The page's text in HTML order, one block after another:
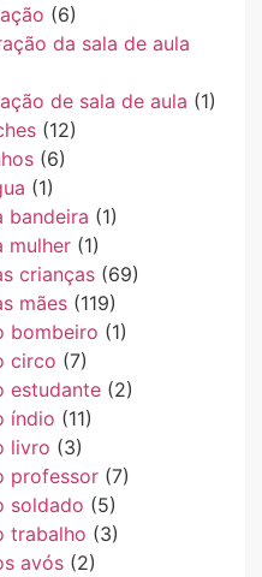
(6)
da sala de aula
de sala de aula (1)
(12)
(6)
(1)
bandeira (1)
mulher(1)
crianças(69)
mães(119)
bombeiro (1)
circo (7)
estudante(2)
índio (11)
livro (3)
professor(7)
soldado (5)
trabalho (3)
avós(2)